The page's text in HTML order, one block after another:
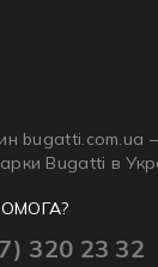
bugatti.com.ua
Bugatti в
320 23 32